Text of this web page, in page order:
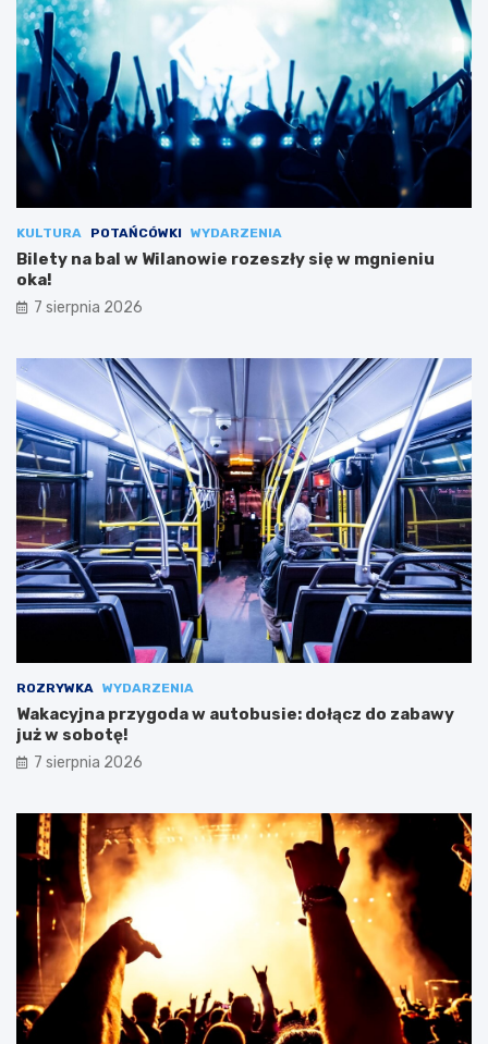
KULTURA POTAŃCÓWKI WYDARZENIA
Bilety na bal w Wilanowie rozeszły się w mgnieniu
oka!
7 sierpnia 2026
ROZRYWKA WYDARZENIA
Wakacyjna przygoda w autobusie: dołącz do zabawy
już w sobotę!
7 sierpnia 2026